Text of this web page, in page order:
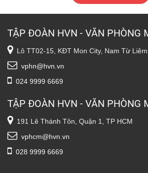
TẬP ĐOÀN HVN - VĂN PHÒNG
Lô TT02-15, KĐT Mon City, Nam Từ
vphn@hvn.vn
024 9999 6669
TẬP ĐOÀN HVN - VĂN PHÒNG
191 Lê Thánh Tôn, Quận 1, TP HCM
vphcm@hvn.vn
028 9999 6669